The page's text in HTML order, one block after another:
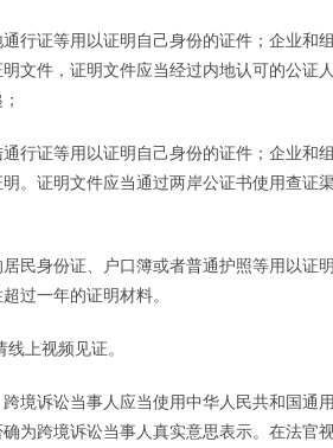
行证等用以证明自己身份的证件；企业和
文件，证明文件应当经过内地认可的公证
行证等用以证明自己身份的证件；企业和
。证明文件应当通过两岸公证书使用查证
民身份证、户口簿或者普通护照等用以证
过一年的证明材料。
上视频见证。
境诉讼当事人应当使用中华人民共和国通
为跨境诉讼当事人真实意思表示。在法官